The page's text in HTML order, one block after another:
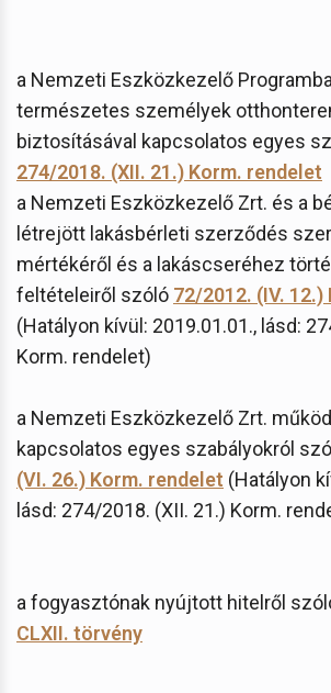
a Nemzeti Eszközkezelő
természetes személyek
biztosításával kapcsolatos egyes
274/2018. (XII. 21.) Korm. rendelet
a Nemzeti Eszközkezelő Zrt. és a
létrejött lakásbérleti szerződés
mértékéről és a lakáscseréhez
feltételeiről szóló 72/2012. (IV.
(Hatályon kívül: 2019.01.01., lásd:
Korm. rendelet)
a Nemzeti Eszközkezelő Zrt.
kapcsolatos egyes szabályokról
(VI. 26.) Korm. rendelet (Hatályon
lásd: 274/2018. (XII. 21.) Korm.
a fogyasztónak nyújtott hitelről
CLXII. törvény